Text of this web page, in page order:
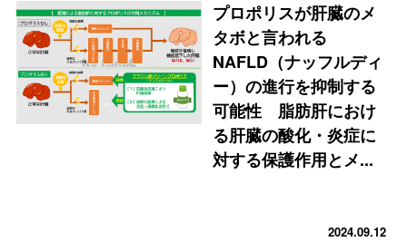
プロポリスが肝臓のメ
タボと言われる
NAFLD（ナッフルディ
ー）の進行を抑制する
可能性 脂肪肝におけ
る肝臓の酸化・炎症に
対する保護作用とメ...
2024.09.12